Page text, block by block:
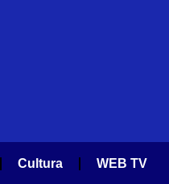
Cultura WEB TV